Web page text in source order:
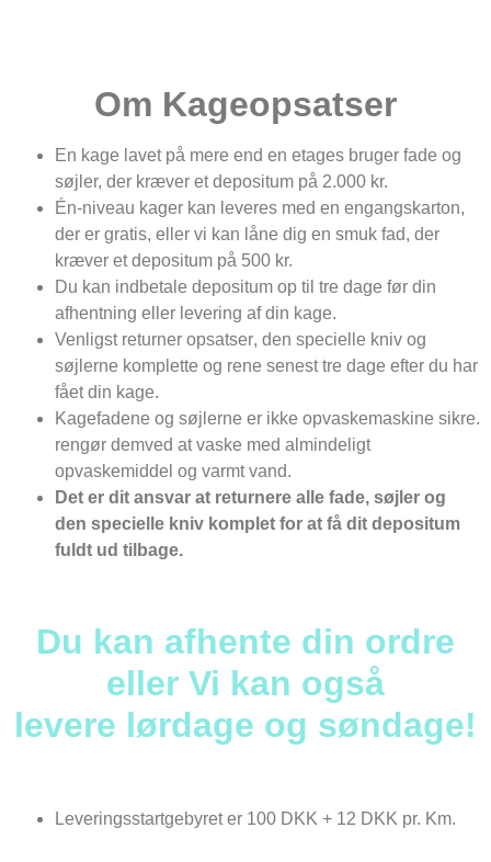
Om Kageopsatser
En kage lavet på mere end en etages bruger fade og
søjler, der kræver et depositum på 2.000 kr.
Én-niveau kager kan leveres med en engangskarton,
der er gratis, eller vi kan låne dig en smuk fad, der
kræver et depositum på 500 kr.
Du kan indbetale depositum op til tre dage før din
afhentning eller levering af din kage.
Venligst returner opsatser, den specielle kniv og
søjlerne komplette og rene senest tre dage efter du har
fået din kage.
Kagefadene og søjlerne er ikke opvaskemaskine sikre.
rengør demved at vaske med almindeligt
opvaskemiddel og varmt vand.
Det er dit ansvar at returnere alle fade, søjler og
den specielle kniv komplet for at få dit depositum
fuldt ud tilbage.
Du kan afhente din ordre
eller Vi kan også
levere lørdage og søndage!
Leveringsstartgebyret er 100 DKK + 12 DKK pr. Km.